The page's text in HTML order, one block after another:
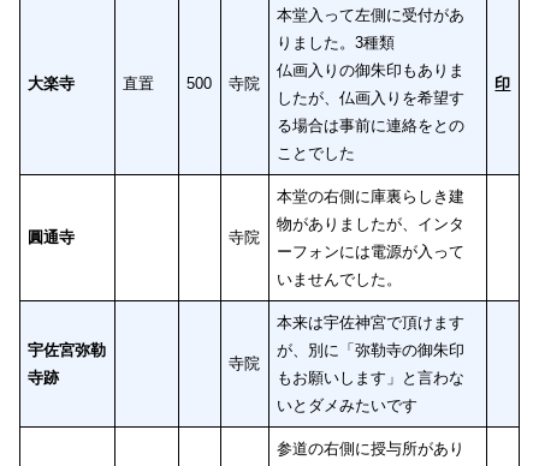
大楽寺 直置 500 寺院
本堂入って左側に受付があ
りました。3種類
仏画入りの御朱印もありま
したが、仏画入りを希望す
る場合は事前に連絡をとの
ことでした
印
圓通寺 寺院
本堂の右側に庫裏らしき建
物がありましたが、インタ
ーフォンには電源が入って
いませんでした。
宇佐宮弥勒
寺跡
寺院
本来は宇佐神宮で頂けます
が、別に「弥勒寺の御朱印
もお願いします」と言わな
いとダメみたいです
参道の右側に授与所があり